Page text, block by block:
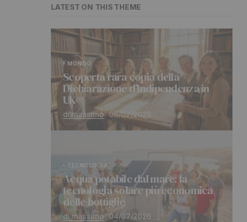
LATEST ON THIS THEME
MONDO
Scoperta rara copia della
Dichiarazione d’Indipendenza in
UK
di massimo 06/07/2026
TECNOLOGIA
Acqua potabile dal mare: la
tecnologia solare più economica
delle bottiglie
di massimo 04/07/2026